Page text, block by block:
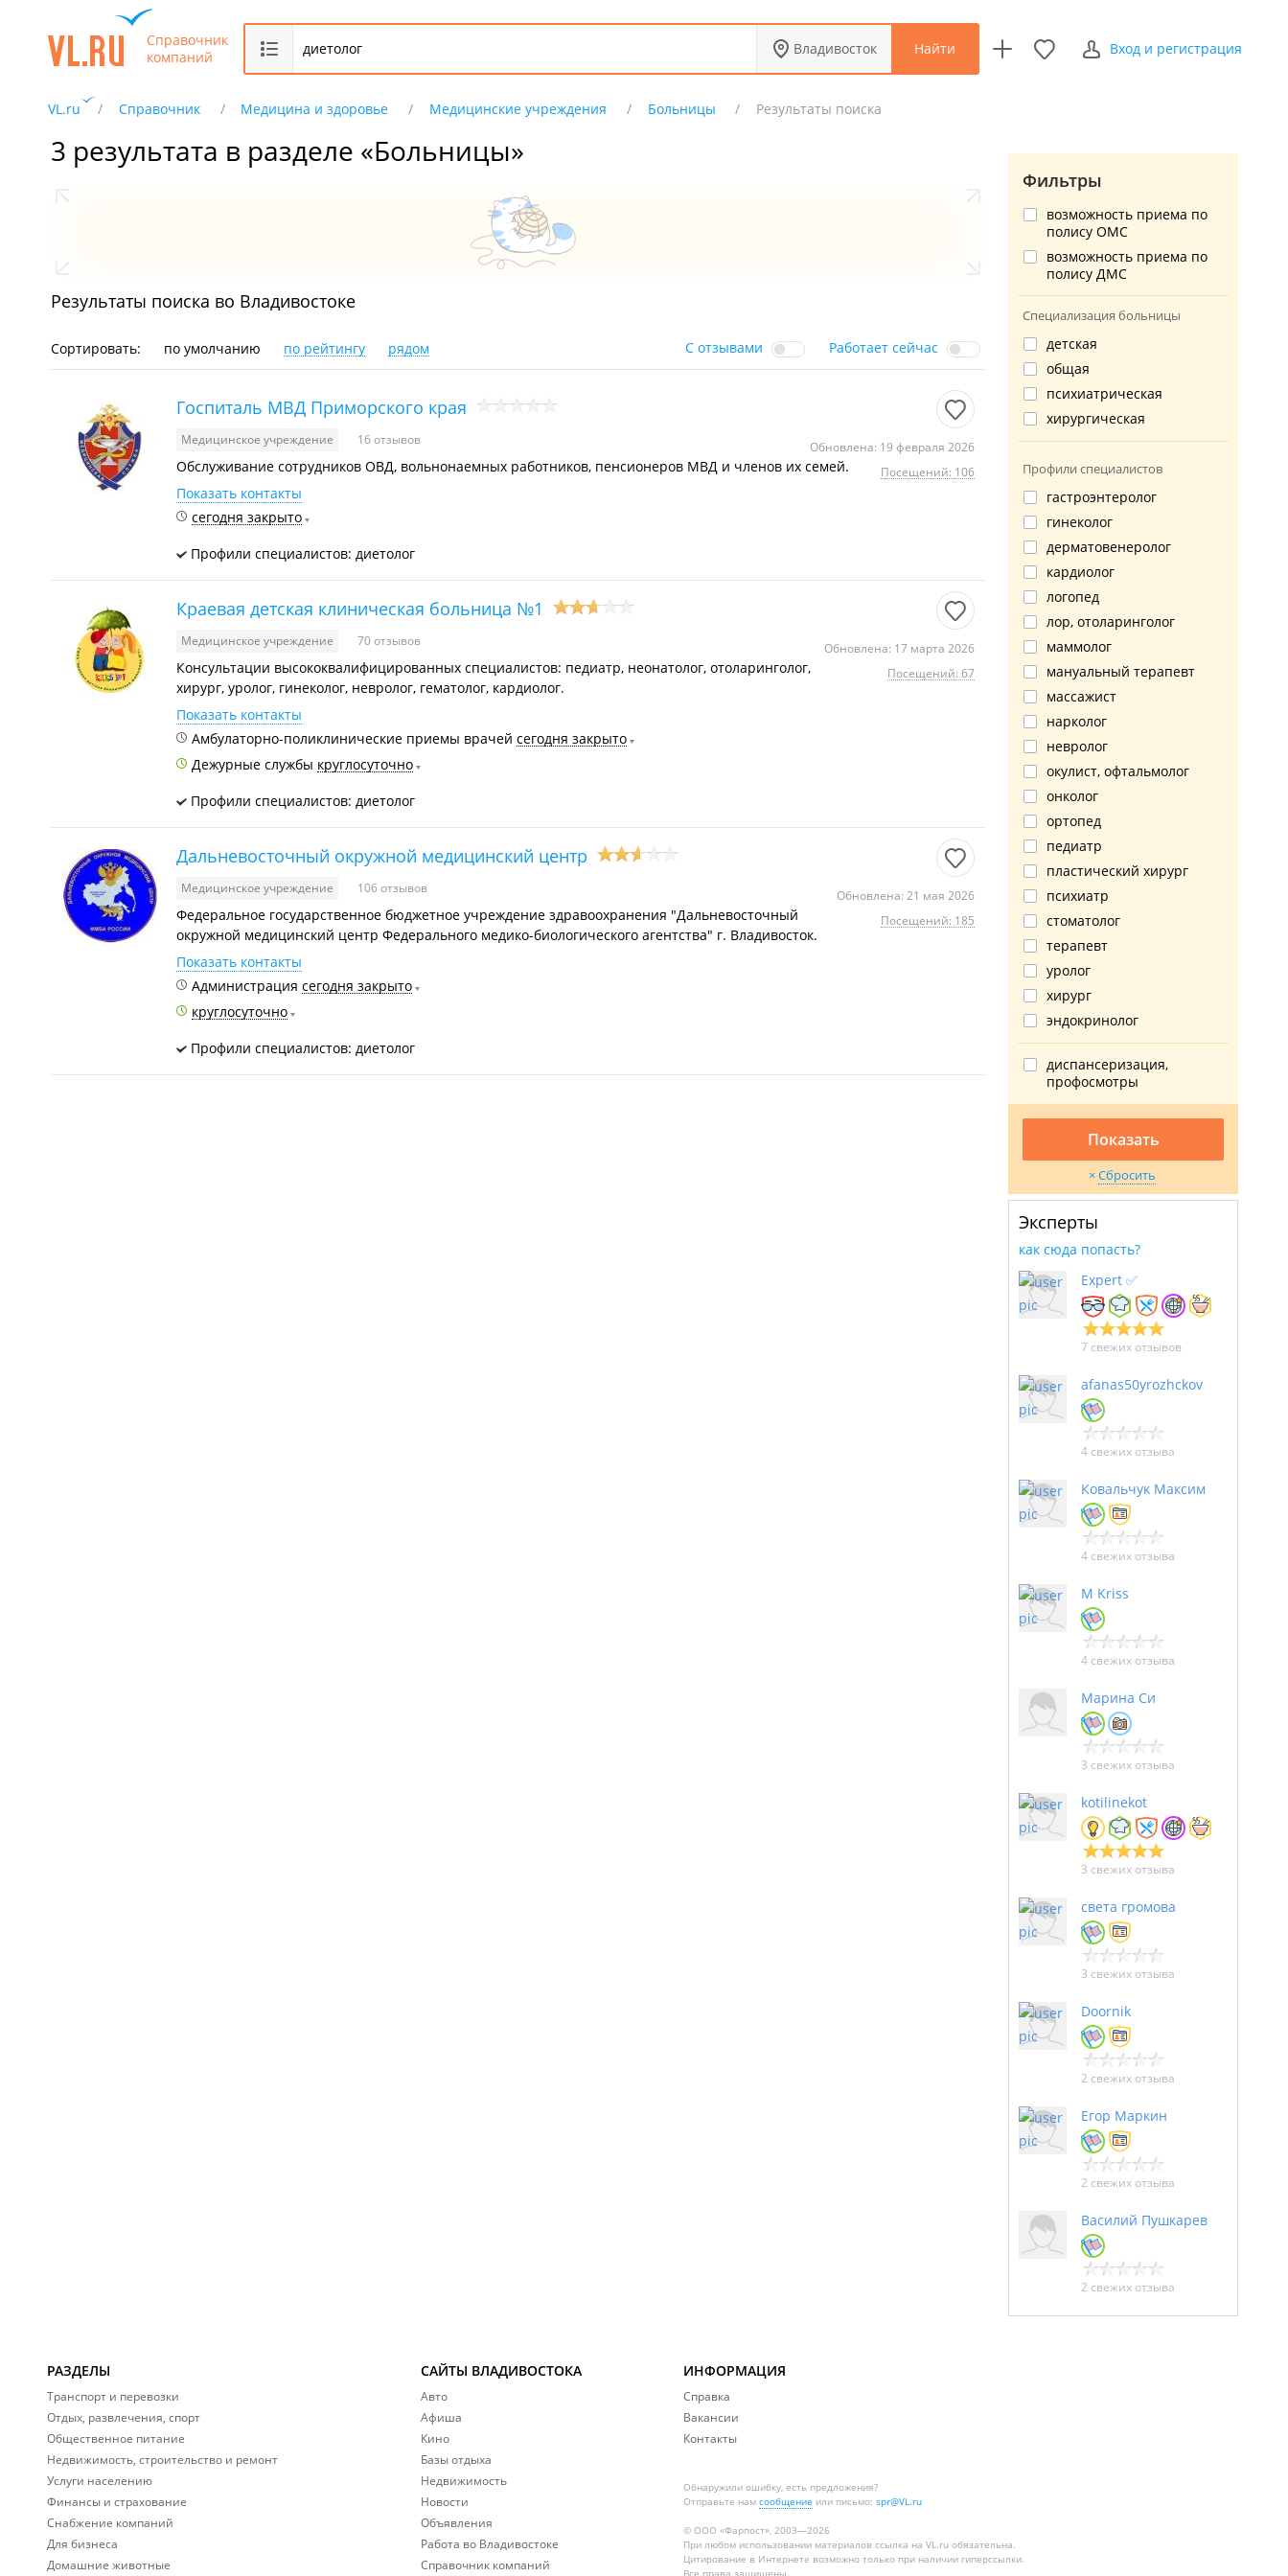
Справочник
компаний
Владивосток Найти Вход и регистрация
VL.ru Справочник Медицина и здоровье Медицинские учреждения Больницы Результаты поиска
3 результата в разделе «Больницы»
Результаты поиска во Владивостоке
Сортировать: по умолчанию по рейтингу рядом С отзывами Работает сейчас
Госпиталь МВД Приморского края
Медицинское учреждение 16 отзывов
Обновлена: 19 февраля 2026
Посещений: 106
Обслуживание сотрудников ОВД, вольнонаемных работников, пенсионеров МВД и членов их семей.
Показать контакты
сегодня закрыто
Профили специалистов: диетолог
Краевая детская клиническая больница №1
Медицинское учреждение 70 отзывов
Обновлена: 17 марта 2026
Посещений: 67
Консультации высококвалифицированных специалистов: педиатр, неонатолог, отоларинголог,
хирург, уролог, гинеколог, невролог, гематолог, кардиолог.
Показать контакты
Амбулаторно-поликлинические приемы врачей сегодня закрыто
Дежурные службы круглосуточно
Профили специалистов: диетолог
Дальневосточный окружной медицинский центр
Медицинское учреждение 106 отзывов
Обновлена: 21 мая 2026
Посещений: 185
Федеральное государственное бюджетное учреждение здравоохранения "Дальневосточный
окружной медицинский центр Федерального медико-биологического агентства" г. Владивосток.
Показать контакты
Администрация сегодня закрыто
круглосуточно
Профили специалистов: диетолог
Фильтры
возможность приема по
полису ОМС
возможность приема по
полису ДМС
Специализация больницы
детская
общая
психиатрическая
хирургическая
Профили специалистов
гастроэнтеролог
гинеколог
дерматовенеролог
кардиолог
логопед
лор, отоларинголог
маммолог
мануальный терапевт
массажист
нарколог
невролог
окулист, офтальмолог
онколог
ортопед
педиатр
пластический хирург
психиатр
стоматолог
терапевт
уролог
хирург
эндокринолог
диспансеризация,
профосмотры
Показать
Сбросить
Эксперты
как сюда попасть?
Expert ✅
7 свежих отзывов
afanas50yrozhckov
4 свежих отзыва
Ковальчук Максим
4 свежих отзыва
M Kriss
4 свежих отзыва
Марина Си
3 свежих отзыва
kotilinekot
3 свежих отзыва
света громова
3 свежих отзыва
Doornik
2 свежих отзыва
Егор Маркин
2 свежих отзыва
Василий Пушкарев
2 свежих отзыва
РАЗДЕЛЫ
Транспорт и перевозки
Отдых, развлечения, спорт
Общественное питание
Недвижимость, строительство и ремонт
Услуги населению
Финансы и страхование
Снабжение компаний
Для бизнеса
Домашние животные
САЙТЫ ВЛАДИВОСТОКА
Авто
Афиша
Кино
Базы отдыха
Недвижимость
Новости
Объявления
Работа во Владивостоке
Справочник компаний
ИНФОРМАЦИЯ
Справка
Вакансии
Контакты
Обнаружили ошибку, есть предложения?
Отправьте нам сообщение или письмо: spr@VL.ru
© ООО «Фарпост», 2003—2026
При любом использовании материалов ссылка на VL.ru обязательна.
Цитирование в Интернете возможно только при наличии гиперссылки.
Все права защищены.